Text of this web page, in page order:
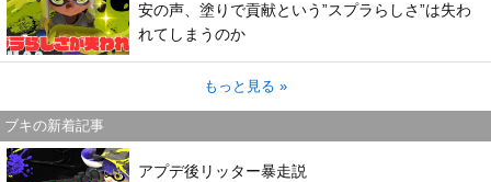
安の声、塗りで貢献という”スプラらしさ”は失わ
れてしまうのか
もっと見る »
ブキの新着記事
アプデ後リッター暴走説